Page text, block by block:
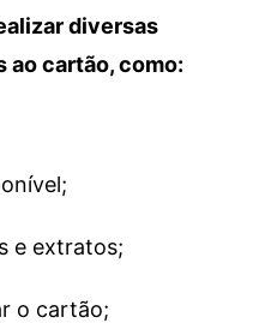
diversas
ao cartão, como:
e extratos;
o cartão;